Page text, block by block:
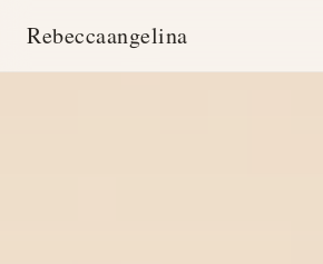
Rebeccaangelina